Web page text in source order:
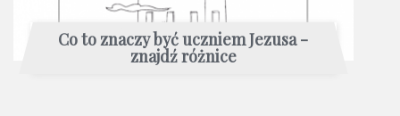
Co to znaczy być uczniem Jezusa -
znajdź różnice